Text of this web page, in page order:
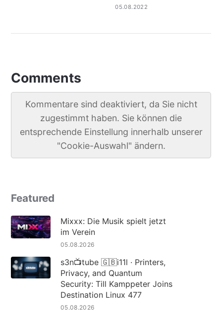
05.08.2022
Comments
Kommentare sind deaktiviert, da Sie nicht
zugestimmt haben. Sie können die
entsprechende Einstellung innerhalb unserer
"Cookie-Auswahl" ändern.
Featured
Mixxx: Die Musik spielt jetzt
im Verein
05.08.2026
s3n📺tube 🇬🇧i11l · Printers,
Privacy, and Quantum
Security: Till Kamppeter Joins
Destination Linux 477
05.08.2026